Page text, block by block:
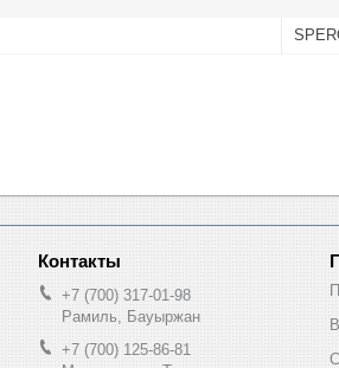
+7 (700) 317-01-98
Рамиль, Бауыржан
+7 (700) 125-86-81